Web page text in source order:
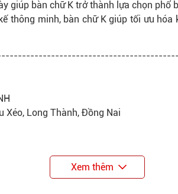
giúp bàn chữ K trở thành lựa chọn phổ
thông minh, bàn chữ K giúp tối ưu
Xéo, Long Thành, Đồng Nai
Xem thêm